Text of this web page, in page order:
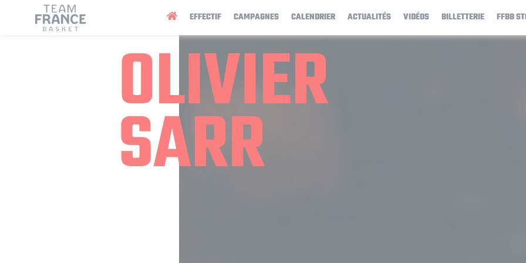
EFFECTIF CAMPAGNES CALENDRIER ACTUALITÉS VIDÉOS BILLETTERIE FFBB
OLIVIER
SARR
Panneau de gestion des cookies